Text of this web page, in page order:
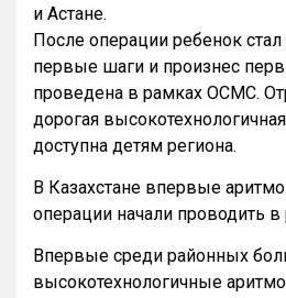
и Астане.
После операции ребенок
первые шаги и произнес
проведена в рамках ОСМС.
дорогая
доступна детям региона.
В Казахстане впервые
операции начали проводить
Впервые среди районных
высокотехнологичные